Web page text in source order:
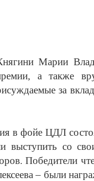
Марии
а также
за
в фойе ЦДЛ
выступить со
Победители
– были